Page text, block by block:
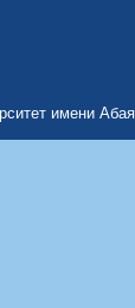
имени Абая